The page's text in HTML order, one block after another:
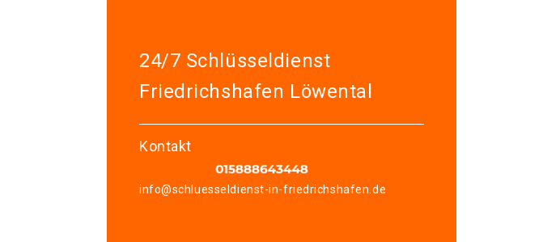
24/7 Schlüsseldienst
Friedrichshafen Löwental
Kontakt
info@schluesseldienst-in-friedrichshafen.de